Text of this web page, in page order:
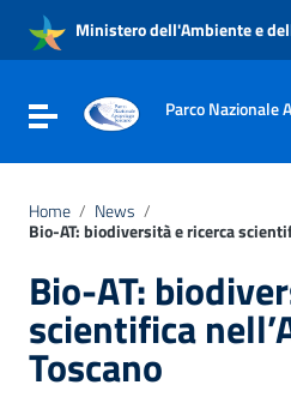
Vai al menu di navigazione
Vai al footer
Ministero dell'Ambiente e
Attiva / disattiva laParco Nazionale
Home / News /
Bio-AT: biodiversità e ricerca
Bio-AT:
scientifica
Toscano